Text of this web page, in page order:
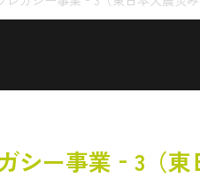
シー事業‐3（